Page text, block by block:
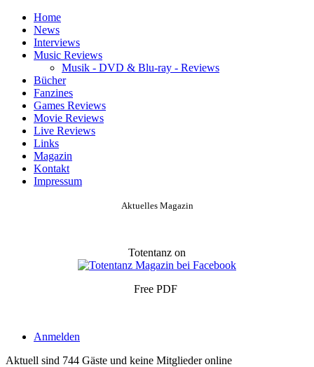
Home
News
Interviews
Music Reviews
Musik - DVD & Blu-ray - Reviews
Bücher
Fanzines
Games Reviews
Movie Reviews
Live Reviews
Links
Magazin
Kontakt
Impressum
Aktuelles Magazin
Totentanz on
Free PDF
Anmelden
Aktuell sind 744 Gäste und keine Mitglieder online